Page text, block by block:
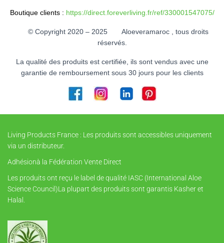
Boutique clients : https://direct.foreverliving.fr/ref/330001547075/
© Copyright 2020 – 2025 Aloeveramaroc , tous droits
réservés.
La qualité des produits est certifiée, ils sont vendus avec une
garantie de remboursement sous 30 jours pour les clients
Living Products France : Les produits sont accessibles uniquement
via un distributeur.
Adhésionà la Fédération Vente Direct
Les produits ont reçu le label de qualité IASC (International Aloe
Science Council)La plupart des produits sont garantis Kasher et
Halal.